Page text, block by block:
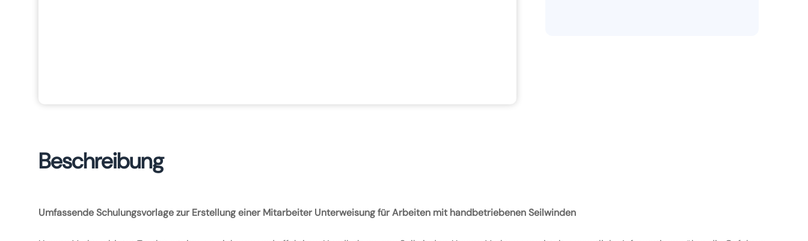
Beschreibung
Umfassende Schulungsvorlage zur Erstellung einer Mitarbeiter Unterweisung für Arbeiten mit handbetriebenen Seilwinden